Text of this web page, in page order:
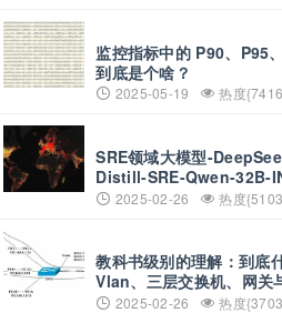
监控指标中的 P90、P95
到底是个啥？
2025-05-19 热度
SRE领域大模型-
Distill-SRE-Qwen-32B-
2025-02-26 热度
教科书级别的理解：到底
Vlan、三层交换机、网关
2025-02-26 热度